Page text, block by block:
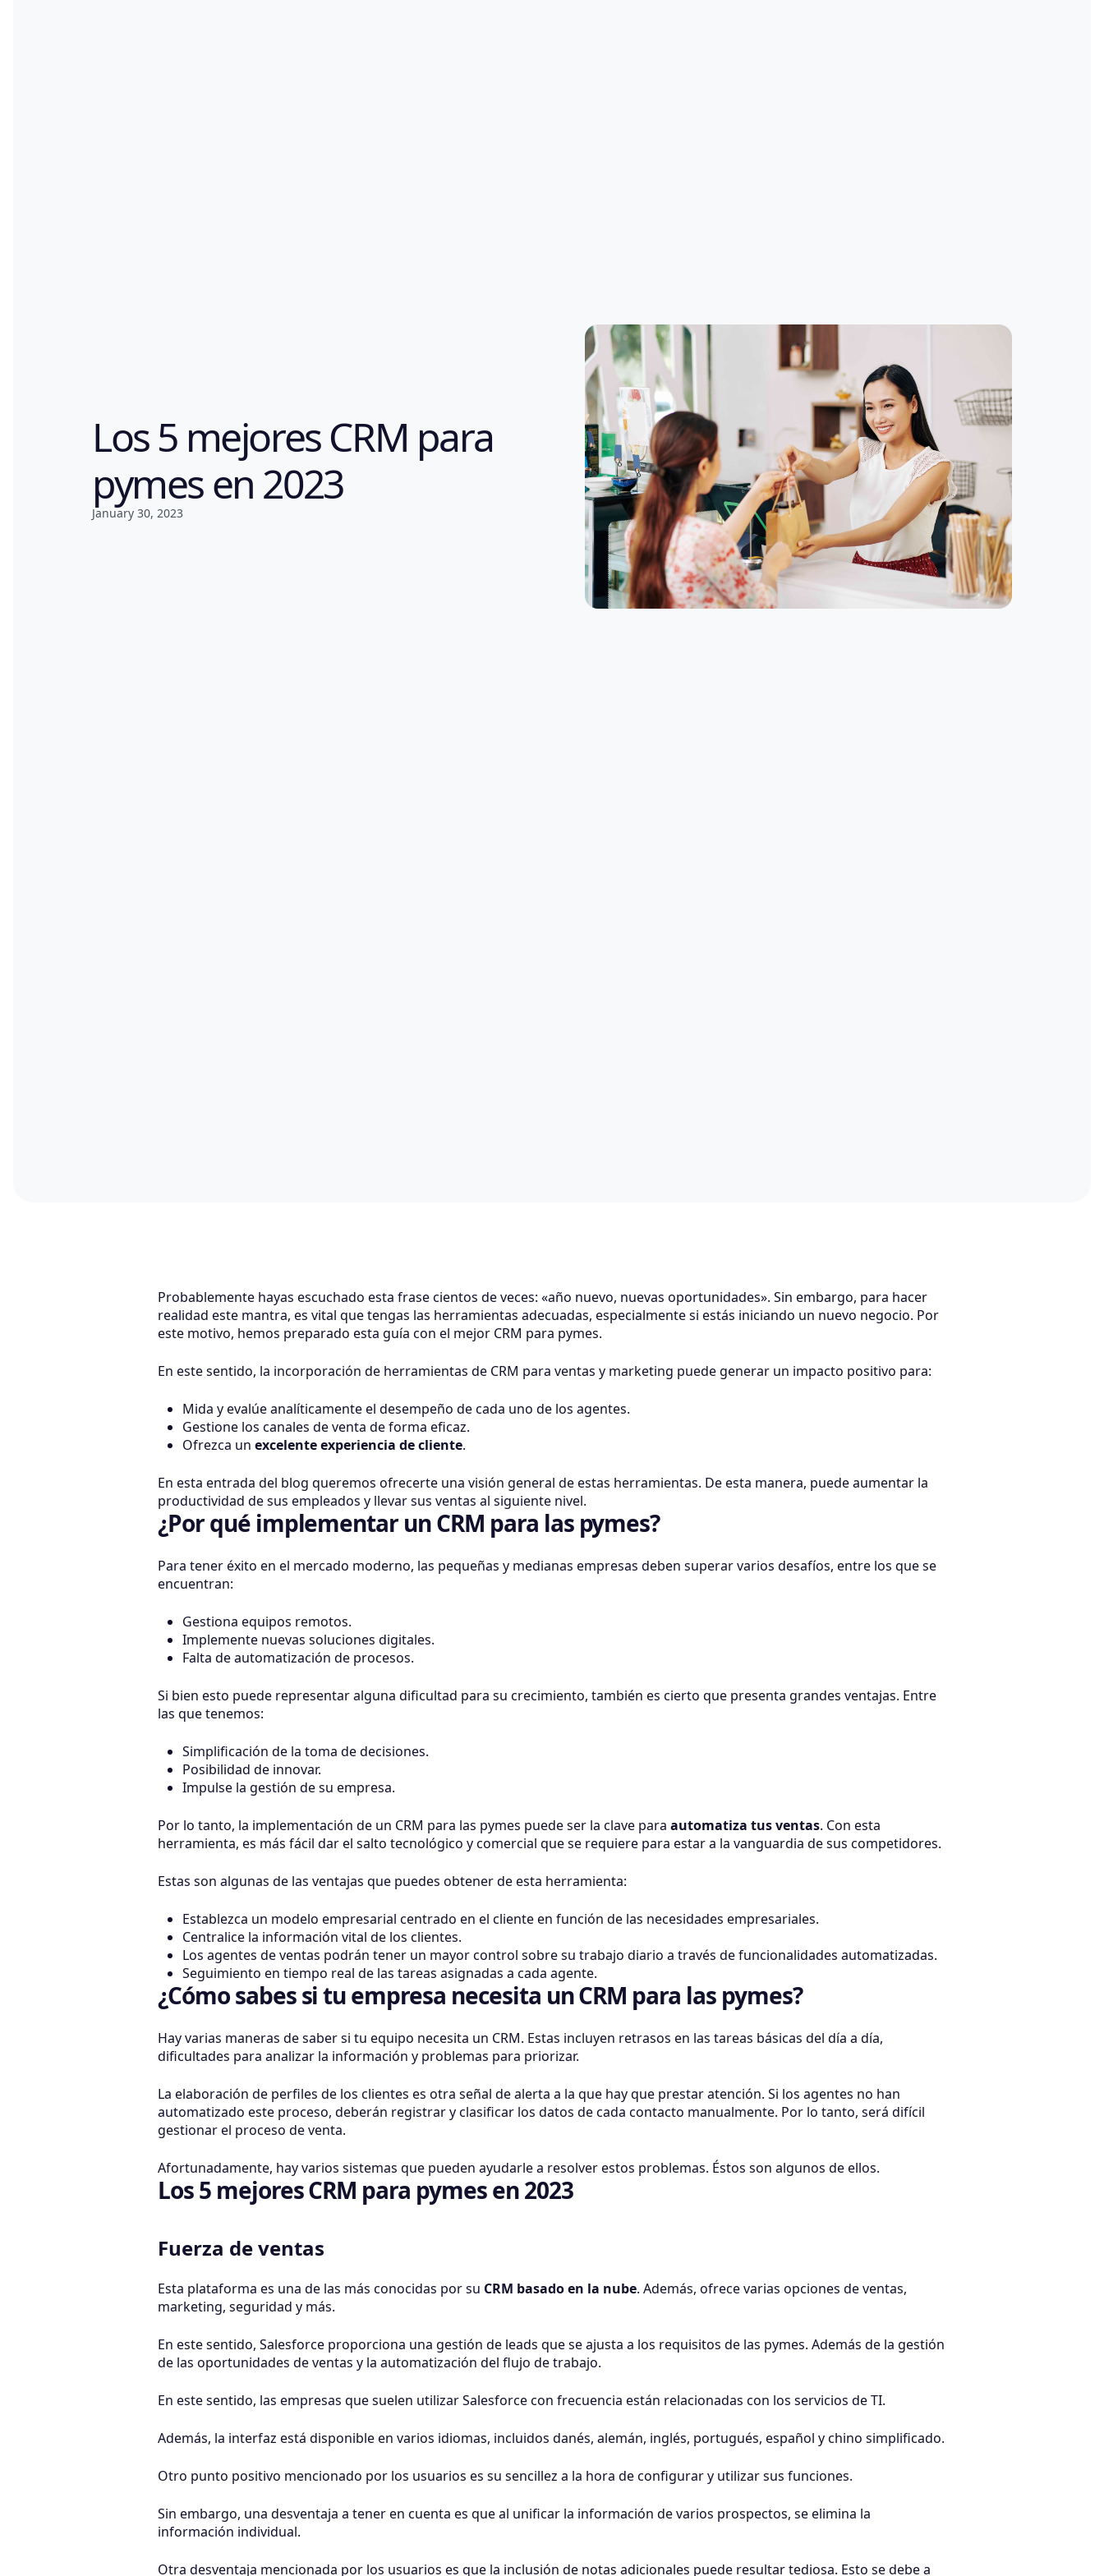
Los 5 mejores CRM para
pymes en 2023
January 30, 2023
Probablemente hayas escuchado esta frase cientos de veces: «año nuevo, nuevas oportunidades». Sin embargo, para hacer
realidad este mantra, es vital que tengas las herramientas adecuadas, especialmente si estás iniciando un nuevo negocio. Por
este motivo, hemos preparado esta guía con el mejor CRM para pymes.
En este sentido, la incorporación de herramientas de CRM para ventas y marketing puede generar un impacto positivo para:
Mida y evalúe analíticamente el desempeño de cada uno de los agentes.
Gestione los canales de venta de forma eficaz.
Ofrezca un excelente experiencia de cliente.
En esta entrada del blog queremos ofrecerte una visión general de estas herramientas. De esta manera, puede aumentar la
productividad de sus empleados y llevar sus ventas al siguiente nivel.
¿Por qué implementar un CRM para las pymes?
Para tener éxito en el mercado moderno, las pequeñas y medianas empresas deben superar varios desafíos, entre los que se
encuentran:
Gestiona equipos remotos.
Implemente nuevas soluciones digitales.
Falta de automatización de procesos.
Si bien esto puede representar alguna dificultad para su crecimiento, también es cierto que presenta grandes ventajas. Entre
las que tenemos:
Simplificación de la toma de decisiones.
Posibilidad de innovar.
Impulse la gestión de su empresa.
Por lo tanto, la implementación de un CRM para las pymes puede ser la clave para automatiza tus ventas. Con esta
herramienta, es más fácil dar el salto tecnológico y comercial que se requiere para estar a la vanguardia de sus competidores.
Estas son algunas de las ventajas que puedes obtener de esta herramienta:
Establezca un modelo empresarial centrado en el cliente en función de las necesidades empresariales.
Centralice la información vital de los clientes.
Los agentes de ventas podrán tener un mayor control sobre su trabajo diario a través de funcionalidades automatizadas.
Seguimiento en tiempo real de las tareas asignadas a cada agente.
¿Cómo sabes si tu empresa necesita un CRM para las pymes?
Hay varias maneras de saber si tu equipo necesita un CRM. Estas incluyen retrasos en las tareas básicas del día a día,
dificultades para analizar la información y problemas para priorizar.
La elaboración de perfiles de los clientes es otra señal de alerta a la que hay que prestar atención. Si los agentes no han
automatizado este proceso, deberán registrar y clasificar los datos de cada contacto manualmente. Por lo tanto, será difícil
gestionar el proceso de venta.
Afortunadamente, hay varios sistemas que pueden ayudarle a resolver estos problemas. Éstos son algunos de ellos.
Los 5 mejores CRM para pymes en 2023
Fuerza de ventas
Esta plataforma es una de las más conocidas por su CRM basado en la nube. Además, ofrece varias opciones de ventas,
marketing, seguridad y más.
En este sentido, Salesforce proporciona una gestión de leads que se ajusta a los requisitos de las pymes. Además de la gestión
de las oportunidades de ventas y la automatización del flujo de trabajo.
En este sentido, las empresas que suelen utilizar Salesforce con frecuencia están relacionadas con los servicios de TI.
Además, la interfaz está disponible en varios idiomas, incluidos danés, alemán, inglés, portugués, español y chino simplificado.
Otro punto positivo mencionado por los usuarios es su sencillez a la hora de configurar y utilizar sus funciones.
Sin embargo, una desventaja a tener en cuenta es que al unificar la información de varios prospectos, se elimina la
información individual.
Otra desventaja mencionada por los usuarios es que la inclusión de notas adicionales puede resultar tediosa. Esto se debe a